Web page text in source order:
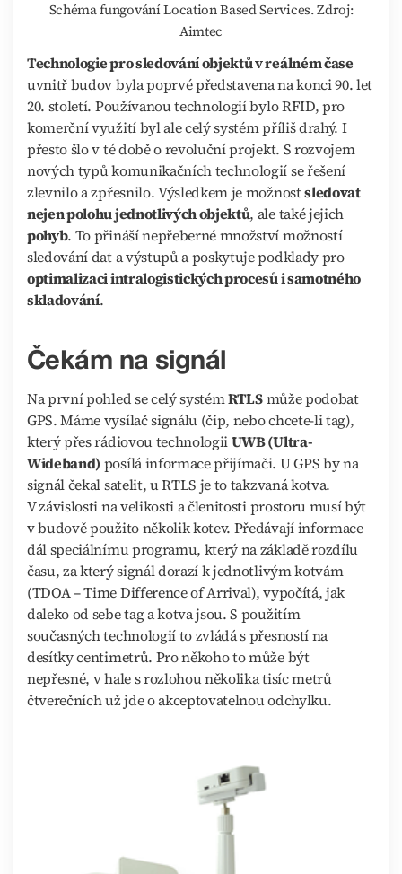
Schéma fungování Location Based Services. Zdroj:
Aimtec
Technologie pro sledování objektů v reálném čase
uvnitř budov byla poprvé představena na konci 90. let
20. století. Používanou technologií bylo RFID, pro
komerční využití byl ale celý systém příliš drahý. I
přesto šlo v té době o revoluční projekt. S rozvojem
nových typů komunikačních technologií se řešení
zlevnilo a zpřesnilo. Výsledkem je možnostsledovat
nejen polohu jednotlivých objektů, ale také jejich
pohyb. To přináší nepřeberné množství možností
sledování dat a výstupů a poskytuje podklady pro
optimalizaci intralogistických procesů i samotného
skladování.
Čekám na signál
Na první pohled se celý systémRTLSmůže podobat
GPS. Máme vysílač signálu (čip, nebo chcete-li tag),
který přes rádiovou technologiiUWB (Ultra-
Wideband) posílá informace přijímači. U GPS by na
signál čekal satelit, u RTLS je to takzvaná kotva.
V závislosti na velikosti a členitosti prostoru musí být
v budově použito několik kotev. Předávají informace
dál speciálnímu programu, který na základě rozdílu
času, za který signál dorazí k jednotlivým kotvám
(TDOA – Time Difference of Arrival), vypočítá, jak
daleko od sebe tag a kotva jsou. S použitím
současných technologií to zvládá s přesností na
desítky centimetrů. Pro někoho to může být
nepřesné, v hale s rozlohou několika tisíc metrů
čtverečních už jde o akceptovatelnou odchylku.